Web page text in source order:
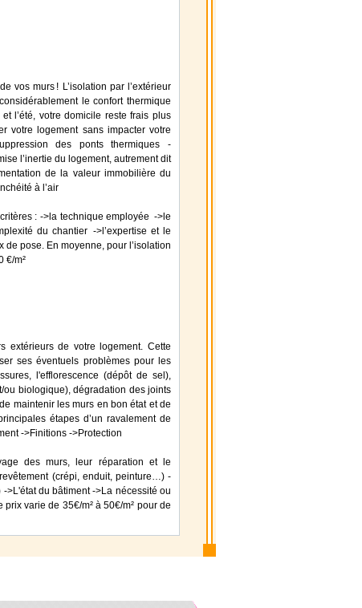
vos murs ! L’isolation par l’extérieur
le confort thermique
l’été, votre domicile reste frais plus
votre logement sans impacter votre
des ponts thermiques -
l’inertie du logement, autrement dit
de la valeur immobilière du
à l’air
: ->la technique employée ->le
du chantier ->l’expertise et le
pose. En moyenne, pour l’isolation
€/m²
extérieurs de votre logement. Cette
ses éventuels problèmes pour les
l'efflorescence (dépôt de sel),
ou biologique), dégradation des joints
maintenir les murs en bon état et de
étapes d’un ravalement de
->Finitions ->Protection
des murs, leur réparation et le
(crépi, enduit, peinture…) -
du bâtiment ->La nécessité ou
varie de 35€/m² à 50€/m² pour de